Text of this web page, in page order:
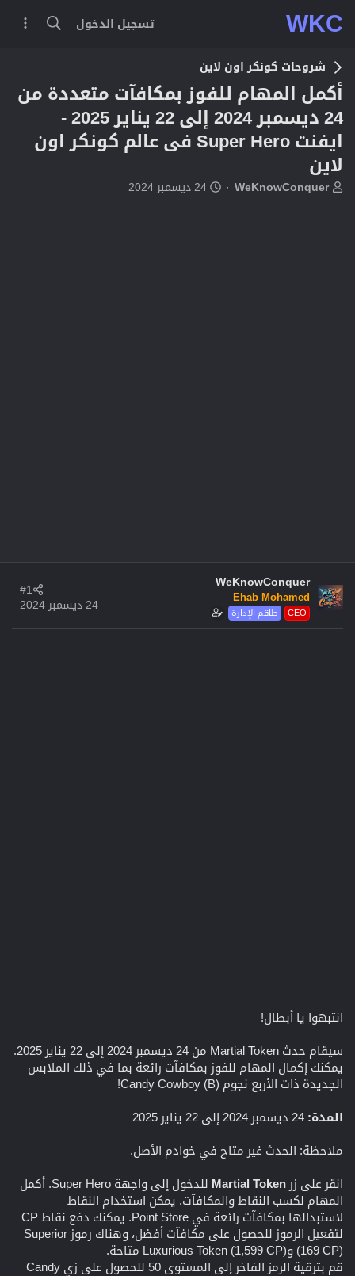
WKC تسجيل الدخول
شروحات كونكر اون لاين
أكمل المهام للفوز بمكافآت متعددة من
24 ديسمبر 2024 إلى 22 يناير 2025 -
ايفنت Super Hero فى عالم كونكر اون
لاين
بWeKnowConquer
ت24 ديسمبر 2024
WeKnowConquer
Ehab Mohamed
طاقم الإدارة CEO
24 ديسمبر 2024
#1
انتبهوا يا أبطال!
سيقام حدث Martial Token من 24 ديسمبر 2024 إلى 22 يناير 2025.
يمكنك إكمال المهام للفوز بمكافآت رائعة بما في ذلك الملابس
الجديدة ذات الأربع نجوم Candy Cowboy (B)!
المدة:
ملاحظة: الحدث غير متاح في خوادم الأصل.
انقر على زر Martial Token
للدخول إلى واجهة Super Hero. أكمل
المهام لكسب النقاط والمكافآت. يمكن استخدام النقاط
لاستبدالها بمكافآت رائعة في Point Store. يمكنك دفع نقاط CP
لتفعيل الرموز للحصول على مكافآت أفضل، وهناك رموز Superior
(169 CP) وLuxurious Token (1,599 CP) متاحة.
قم بترقية الرمز الفاخر إلى المستوى 50 للحصول على زي Candy